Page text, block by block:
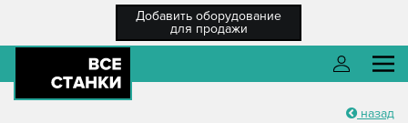
Добавить оборудование
для продажи
назад